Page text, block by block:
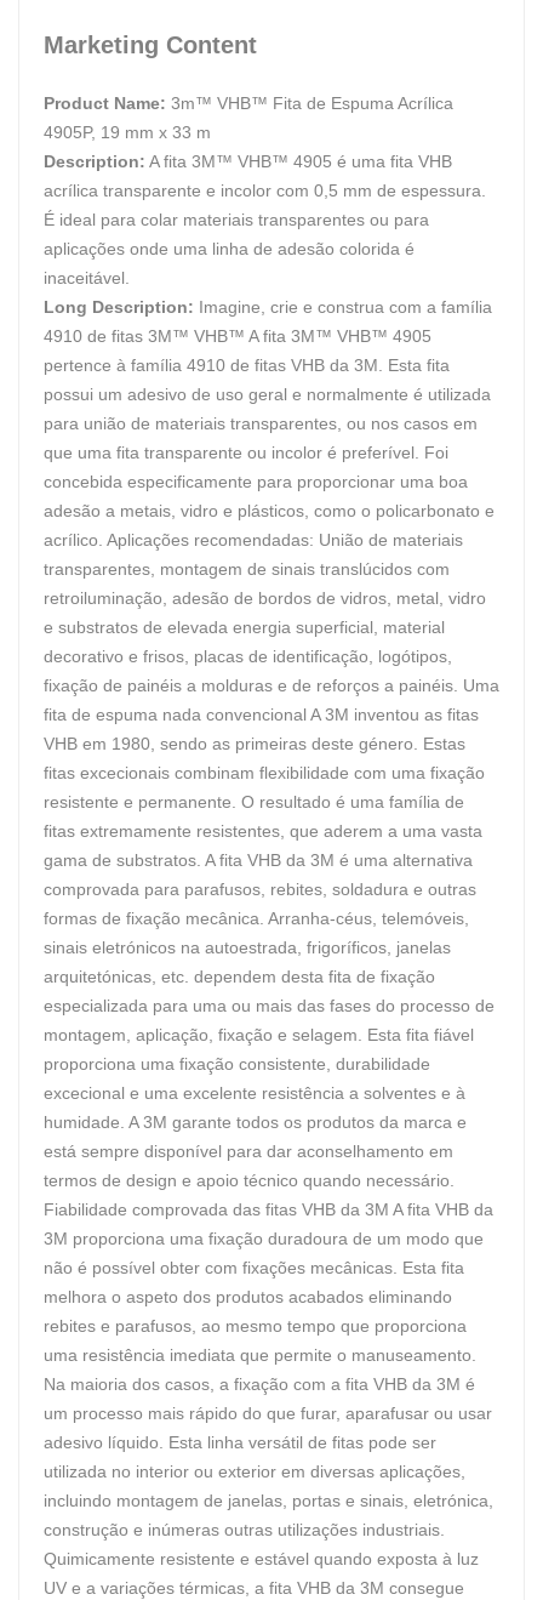
Marketing Content
Product Name: 3m™ VHB™ Fita de Espuma Acrílica
4905P, 19 mm x 33 m
Description: A fita 3M™ VHB™ 4905 é uma fita VHB
acrílica transparente e incolor com 0,5 mm de espessura.
É ideal para colar materiais transparentes ou para
aplicações onde uma linha de adesão colorida é
inaceitável.
Long Description: Imagine, crie e construa com a família
4910 de fitas 3M™ VHB™ A fita 3M™ VHB™ 4905
pertence à família 4910 de fitas VHB da 3M. Esta fita
possui um adesivo de uso geral e normalmente é utilizada
para união de materiais transparentes, ou nos casos em
que uma fita transparente ou incolor é preferível. Foi
concebida especificamente para proporcionar uma boa
adesão a metais, vidro e plásticos, como o policarbonato e
acrílico. Aplicações recomendadas: União de materiais
transparentes, montagem de sinais translúcidos com
retroiluminação, adesão de bordos de vidros, metal, vidro
e substratos de elevada energia superficial, material
decorativo e frisos, placas de identificação, logótipos,
fixação de painéis a molduras e de reforços a painéis. Uma
fita de espuma nada convencional A 3M inventou as fitas
VHB em 1980, sendo as primeiras deste género. Estas
fitas excecionais combinam flexibilidade com uma fixação
resistente e permanente. O resultado é uma família de
fitas extremamente resistentes, que aderem a uma vasta
gama de substratos. A fita VHB da 3M é uma alternativa
comprovada para parafusos, rebites, soldadura e outras
formas de fixação mecânica. Arranha-céus, telemóveis,
sinais eletrónicos na autoestrada, frigoríficos, janelas
arquitetónicas, etc. dependem desta fita de fixação
especializada para uma ou mais das fases do processo de
montagem, aplicação, fixação e selagem. Esta fita fiável
proporciona uma fixação consistente, durabilidade
excecional e uma excelente resistência a solventes e à
humidade. A 3M garante todos os produtos da marca e
está sempre disponível para dar aconselhamento em
termos de design e apoio técnico quando necessário.
Fiabilidade comprovada das fitas VHB da 3M A fita VHB da
3M proporciona uma fixação duradoura de um modo que
não é possível obter com fixações mecânicas. Esta fita
melhora o aspeto dos produtos acabados eliminando
rebites e parafusos, ao mesmo tempo que proporciona
uma resistência imediata que permite o manuseamento.
Na maioria dos casos, a fixação com a fita VHB da 3M é
um processo mais rápido do que furar, aparafusar ou usar
adesivo líquido. Esta linha versátil de fitas pode ser
utilizada no interior ou exterior em diversas aplicações,
incluindo montagem de janelas, portas e sinais, eletrónica,
construção e inúmeras outras utilizações industriais.
Quimicamente resistente e estável quando exposta à luz
UV e a variações térmicas, a fita VHB da 3M consegue